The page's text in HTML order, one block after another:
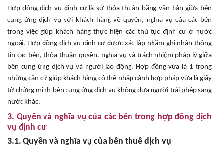
Hợp đồng dịch vụ định cư là sự thỏa thuận bằng văn bản giữa bên
cung ứng dịch vụ với khách hàng về quyền, nghĩa vụ của các bên
trong việc giúp khách hàng thực hiện các thủ tục định cư ở nước
ngoài. Hợp đồng dịch vụ định cư được xác lập nhằm ghi nhận thông
tin các bên, thỏa thuận quyền, nghĩa vụ và trách nhiệm pháp lý giữa
bên cung ứng dịch vụ và người lao động. Hợp đồng vừa là 1 trong
những căn cứ giúp khách hàng có thể nhập cảnh hợp pháp vừa là giấy
tờ chứng minh bên cung ứng dịch vụ không đưa người trái phép sang
nước khác.
3. Quyền và nghĩa vụ của các bên trong hợp đồng dịch
vụ định cư
3.1. Quyền và nghĩa vụ của bên thuê dịch vụ